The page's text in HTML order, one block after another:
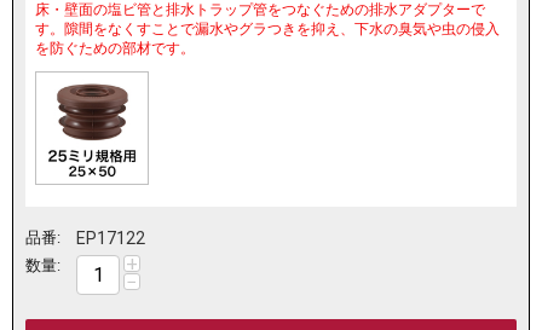
床・壁面の塩ビ管と排水トラップ管をつなぐための排水アダプターで
す。隙間をなくすことで漏水やグラつきを抑え、下水の臭気や虫の侵入
を防ぐための部材です。
品番: EP17122
数量: +
−